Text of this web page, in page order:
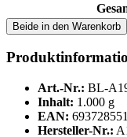
Beide in den Warenkorb
Art.-Nr.: BL-
Inhalt: 1.000 g
EAN:
Hersteller-Nr.: